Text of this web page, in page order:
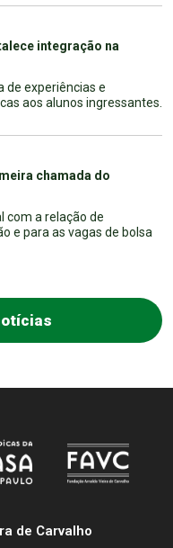
integração na
de experiências e
aos alunos ingressantes.
chamada do
com a relação de
e para as vagas de bolsa
de Carvalho